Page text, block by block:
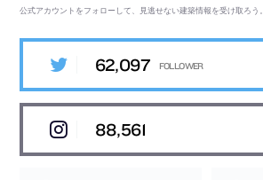
公式アカウントをフォローして、見逃せない建築情報を受け取ろう。
62,097
88,561